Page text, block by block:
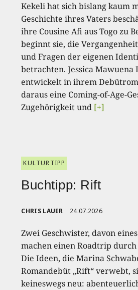
Kekeli hat sich bislang kaum
Geschichte ihres Vaters
ihre Cousine Afi aus Togo zu
beginnt sie, die
und Fragen der eigenen
betrachten. Jessica Mawuena
entwickelt in ihrem
daraus eine Coming-of-Age-
Zugehörigkeit und [+]
KULTURTIPP
Buchtipp: Rift
CHRIS LAUER 24.07.2026
Zwei Geschwister, davon
machen einen Roadtrip
Die Ideen, die Marina
Romandebüt „Rift“ verwebt,
keineswegs neu: